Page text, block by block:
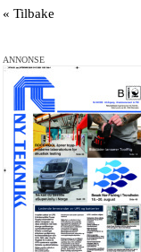
« Tilbake
ANNONSE